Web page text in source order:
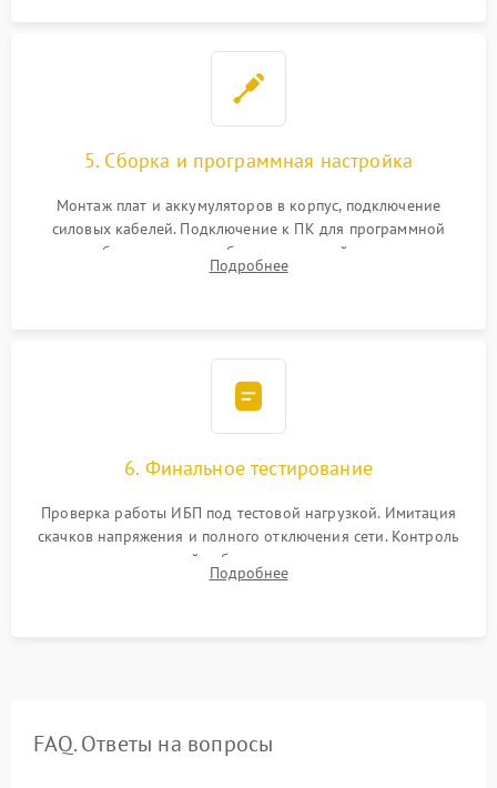
5. Сборка и программная настройка
Монтаж плат и аккумуляторов в корпус, подключение
силовых кабелей. Подключение к ПК для программной
калибровки констант батареи, настройки порогов
срабатывания AVR и сброса счетчиков старения АКБ.
Подробнее
6. Финальное тестирование
Проверка работы ИБП под тестовой нагрузкой. Имитация
скачков напряжения и полного отключения сети. Контроль
времени автономной работы, температурного режима и
корректности формы выходного сигнала.
Подробнее
FAQ. Ответы на вопросы